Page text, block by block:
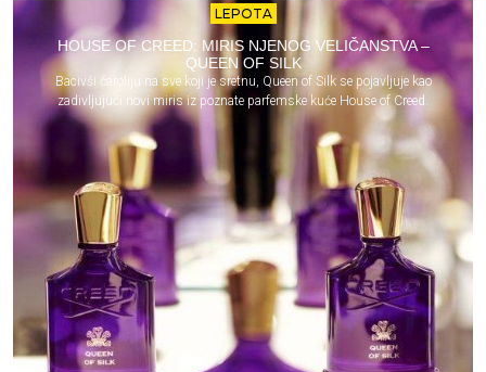
LEPOTA
HOUSE OF CREED: MIRIS NJENOG VELIČANSTVA –
QUEEN OF SILK
Bacivši čaroliju na sve koji je sretnu, Queen of Silk se pojavljuje kao
zadivljujući novi miris iz poznate parfemske kuće House of Creed.